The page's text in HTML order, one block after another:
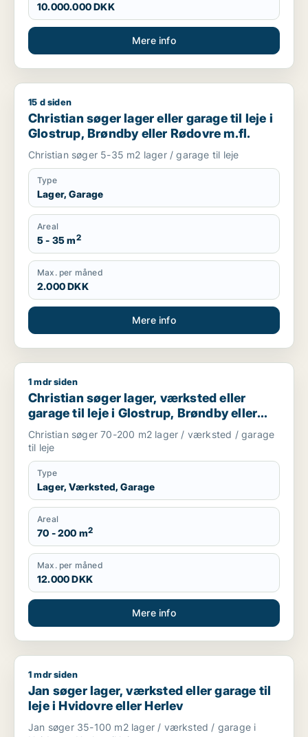
10.000.000 DKK
Mere info
Christian søger lager eller garage til leje i Glostrup, Brøndby
15 d siden
Christian søger lager eller garage til leje i
Glostrup, Brøndby eller Rødovre m.fl.
Christian søger 5-35 m2 lager / garage til leje
Type
Lager, Garage
Areal
5 - 35 m2
Max. per måned
2.000 DKK
Mere info
Christian søger lager, værksted eller garage til leje i
1 mdr siden
Christian søger lager, værksted eller
garage til leje i Glostrup, Brøndby eller
Rødovre m.fl.
Christian søger 70-200 m2 lager / værksted / garage
til leje
Type
Lager, Værksted, Garage
Areal
70 - 200 m2
Max. per måned
12.000 DKK
Mere info
Jan søger lager, værksted eller garage til leje i Hvidovre
1 mdr siden
Jan søger lager, værksted eller garage til
leje i Hvidovre eller Herlev
Jan søger 35-100 m2 lager / værksted / garage i